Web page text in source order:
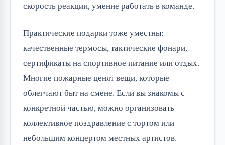
скорость реакции, умение работать в команде.
Практические подарки тоже уместны:
качественные термосы, тактические фонари,
сертификаты на спортивное питание или отдых.
Многие пожарные ценят вещи, которые
облегчают быт на смене. Если вы знакомы с
конкретной частью, можно организовать
коллективное поздравление с тортом или
небольшим концертом местных артистов.